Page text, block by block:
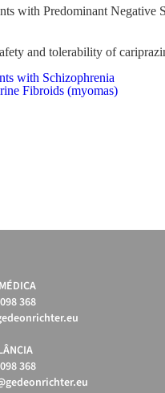
with Predominant Negative
and tolerability of
with Schizophrenia
Fibroids (myomas)
368
368